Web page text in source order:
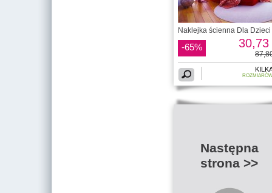
Naklejka ścienna Dla Dzieci
-65% 30,73
Następna
strona >>